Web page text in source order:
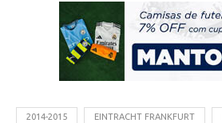
2014-2015 EINTRACHT FRANKFURT